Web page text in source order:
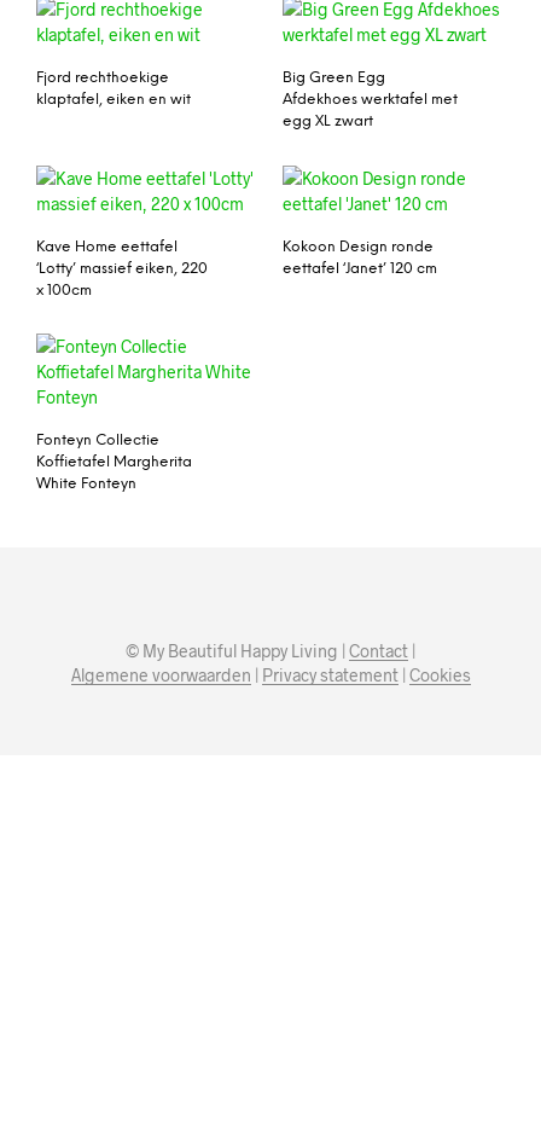
Fjord rechthoekige
klaptafel, eiken en wit
Big Green Egg
Afdekhoes werktafel met
egg XL zwart
Kave Home eettafel
‘Lotty’ massief eiken, 220
x 100cm
Kokoon Design ronde
eettafel ‘Janet’ 120 cm
Fonteyn Collectie
Koffietafel Margherita
White Fonteyn
© My Beautiful Happy Living | Contact |
Algemene voorwaarden | Privacy statement| Cookies